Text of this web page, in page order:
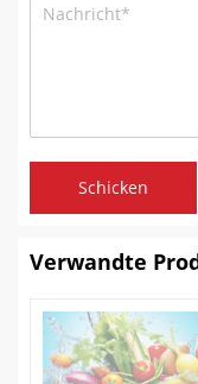
Schicken
Verwandte